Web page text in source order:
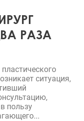
РАЗА
ситуация,
пользу